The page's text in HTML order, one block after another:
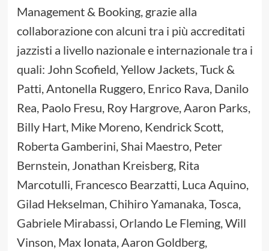
Management & Booking, grazie alla
collaborazione con alcuni tra i più accreditati
jazzisti a livello nazionale e internazionale tra i
quali: John Scofield, Yellow Jackets, Tuck &
Patti, Antonella Ruggero, Enrico Rava, Danilo
Rea, Paolo Fresu, Roy Hargrove, Aaron Parks,
Billy Hart, Mike Moreno, Kendrick Scott,
Roberta Gamberini, Shai Maestro, Peter
Bernstein, Jonathan Kreisberg, Rita
Marcotulli, Francesco Bearzatti, Luca Aquino,
Gilad Hekselman, Chihiro Yamanaka, Tosca,
Gabriele Mirabassi, Orlando Le Fleming, Will
Vinson, Max Ionata, Aaron Goldberg,